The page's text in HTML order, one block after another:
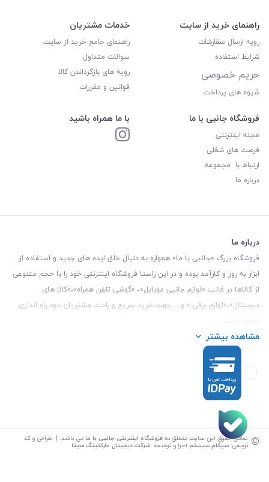
راهنمای خرید از سایت
رویه ارسال سفارشات
شرایط استفاده
حریم خصوصی
شیوه های پرداخت
خدمات مشتریان
راهنمای جامع خرید از سایت
سوالات متداول
رویه های بازگرداندن کالا
قوانین و مقررات
فروشگاه جانبی با ما
مجله اینترنتی
فرصت های شغلی
ارتباط با مجموعه
درباره ما
با ما همراه باشید
درباره ما
فروشگاه بزرگ «جانبی با ما» همواره به دنبال خلق ایده های جدید و استفاده از
ابزار به روز و کارآمد بوده و در این راستا فروشگاه اینترنتی خود را با حجم متنوعی
از کالاها در قالب «لوازم جانبی موبایل»، «گوشی تلفن همراه»،«کالا های
دیجیتال»،«لوازم برقی » و… جهت خرید سریع و راحت مشتریان خود راه اندازی
این فروشگاه تمام تلاش خود را نموده تا کالاهایی با کیفیت و با حداقل قیمت
عرضه نماید.
تلفن تماس :3847 088 0912
و ملی طبقه زیرین عکاسی
مشاهده بیشتر
© تمامی حقوق این سایت متعلق بهفروشگاه اینترنتی جانبی با ما می باشد. | طراحی و کد
نویسی: سپکام سیستم اجرا و توسعه :شرکت دیجیتال مارکتینگ سپتا